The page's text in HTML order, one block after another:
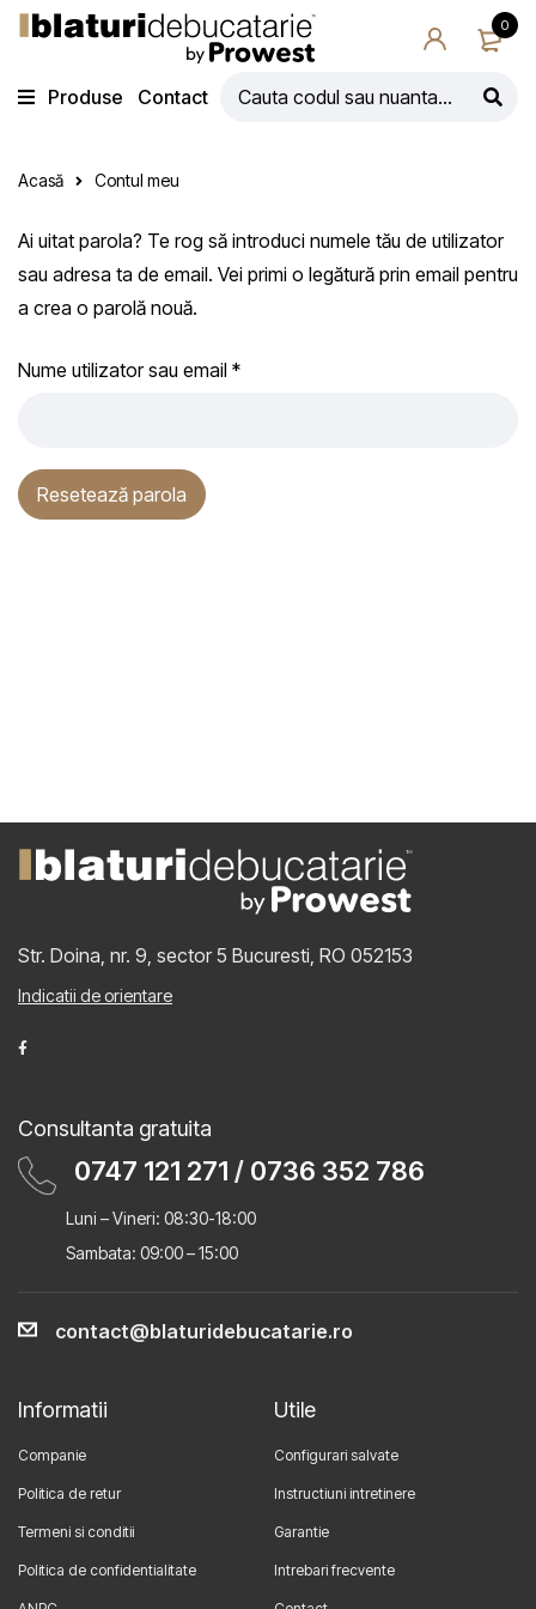
0
Produse Contact
Acasă Contul meu
Ai uitat parola? Te rog să introduci numele tău de utilizator
sau adresa ta de email. Vei primi o legătură prin email pentru
a crea o parolă nouă.
Nume utilizator sau email *
Resetează parola
Str. Doina, nr. 9, sector 5 Bucuresti, RO 052153
Indicatii de orientare
Consultanta gratuita
0747 121 271 / 0736 352 786
Luni – Vineri: 08:30-18:00
Sambata: 09:00 – 15:00
contact@blaturidebucatarie.ro
Informatii
Companie
Politica de retur
Termeni si conditii
Politica de confidentialitate
Utile
Configurari salvate
Instructiuni intretinere
Garantie
Intrebari frecvente